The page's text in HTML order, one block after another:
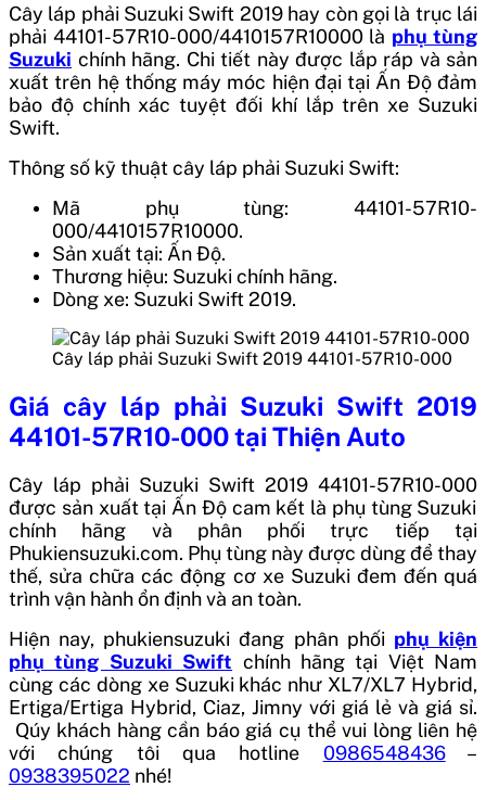
Cây láp phải Suzuki Swift 2019 hay còn gọi là trục lái
phải 44101-57R10-000/4410157R10000 là phụ tùng
Suzuki chính hãng. Chi tiết này được lắp ráp và sản
xuất trên hệ thống máy móc hiện đại tại Ấn Độđảm
bảo độ chính xác tuyệt đối khí lắp trên xe Suzuki
Swift.
Thông số kỹ thuật cây láp phải Suzuki Swift:
Mã phụ tùng: 44101-57R10-
000/4410157R10000.
Sản xuất tại: Ấn Độ.
Thương hiệu: Suzuki chính hãng.
Dòng xe: Suzuki Swift 2019.
Cây láp phải Suzuki Swift 2019 44101-57R10-000
Giá cây láp phải Suzuki Swift 2019
44101-57R10-000tại Thiện Auto
Cây láp phải Suzuki Swift 2019 44101-57R10-000
được sản xuất tại Ấn Độ cam kết là phụ tùng Suzuki
chính hãng và phân phối trực tiếp tại
Phukiensuzuki.com. Phụ tùng này được dùng để thay
thế, sửa chữa các động cơ xe Suzuki đem đến quá
trình vận hành ổn định và an toàn.
Hiện nay, phukiensuzuki đang phân phối phụ kiện
phụ tùng Suzuki Swift chính hãng tại Việt Nam
cùng các dòng xe Suzuki khác như XL7/XL7 Hybrid,
Ertiga/Ertiga Hybrid, Ciaz, Jimny với giá lẻ và giá sỉ.
Qúy khách hàng cần báo giá cụ thể vui lòng liên hệ
với chúng tôi qua hotline 0986548436–
0938395022 nhé!